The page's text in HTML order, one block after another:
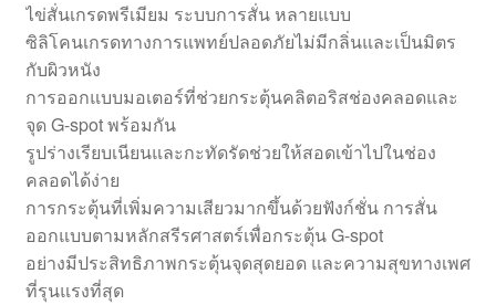
ไข่สั่นเกรดพรีเมียม ระบบการสั่น หลายแบบ
ซิลิโคนเกรดทางการแพทย์ปลอดภัยไม่มีกลิ่นและเป็นมิตร
กับผิวหนัง
การออกแบบมอเตอร์ที่ช่วยกระตุ้นคลิตอริสช่องคลอดและ
จุด G-spot พร้อมกัน
รูปร่างเรียบเนียนและกะทัดรัดช่วยให้สอดเข้าไปในช่อง
คลอดได้ง่าย
การกระตุ้นที่เพิ่มความเสียวมากขึ้นด้วยฟังก์ชั่น การสั่น
ออกแบบตามหลักสรีรศาสตร์เพื่อกระตุ้น G-spot
อย่างมีประสิทธิภาพกระตุ้นจุดสุดยอด และความสุขทางเพศ
ที่รุนแรงที่สุด